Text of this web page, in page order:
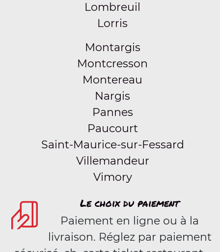
Lombreuil
Lorris
Montargis
Montcresson
Montereau
Nargis
Pannes
Paucourt
Saint-Maurice-sur-Fessard
Villemandeur
Vimory
Le choix du paiement
Paiement en ligne ou à la
livraison. Réglez par paiement